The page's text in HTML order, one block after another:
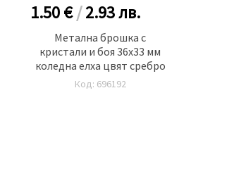
1.50 €/2.93лв.
Метална брошка с
кристали и боя 36x33 мм
коледна елха цвят сребро
Код: 696192